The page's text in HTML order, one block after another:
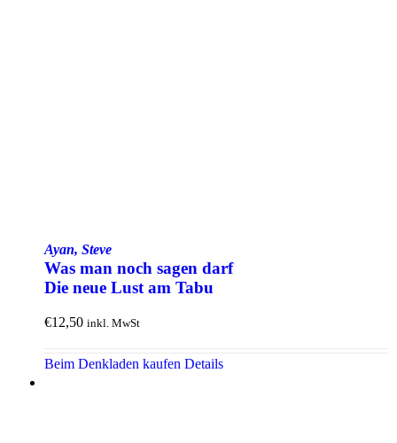
Ayan, Steve
Was man noch sagen darf
Die neue Lust am Tabu
€12,50 inkl. MwSt
Beim Denkladen kaufen Details